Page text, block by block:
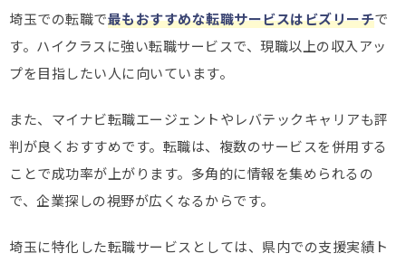
埼玉での転職で最もおすすめな転職サービスはビズリーチで
す。ハイクラスに強い転職サービスで、現職以上の収入アッ
プを目指したい人に向いています。
また、マイナビ転職エージェントやレバテックキャリアも評
判が良くおすすめです。転職は、複数のサービスを併用する
ことで成功率が上がります。多角的に情報を集められるの
で、企業探しの視野が広くなるからです。
埼玉に特化した転職サービスとしては、県内での支援実績ト